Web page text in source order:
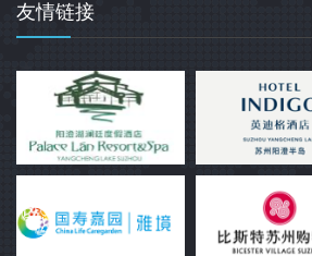
友情链接